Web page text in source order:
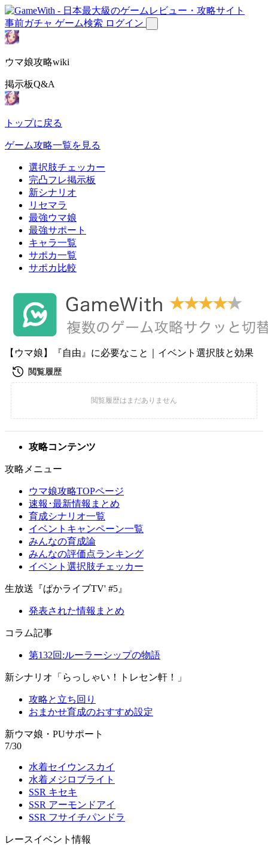
事前ガチャ ゲーム検索 ログイン
ウマ娘攻略wiki
掲示板Q&A
トップに戻る
ゲーム攻略一覧を見る
選択肢チェッカー
完凸フレ掲示板
新シナリオ
リセマラ
最強ウマ娘
最強サポート
キャラ一覧
サポカ一覧
サポカ比較
【ウマ娘】『自由』に必要なこと｜イベント選択肢と効果
攻略コンテンツ
攻略メニュー
ウマ娘攻略TOPページ
速報･最新情報まとめ
育成シナリオ一覧
イベントキャンペーン一覧
みんなの育成論
みんなの評価点ランキング
イベント選択肢チェッカー
生放送『ぱかライブTV' #5』
発表された情報まとめ
コラム記事
第132回:ルーラーシップの物語
新シナリオ「らっしゃい！トレセン軒！」
攻略と立ち回り
おまかせ育成のおすすめ設定
新ウマ娘・PUサポート
7/30
水着セイウンスカイ
水着メジロブライト
SSR キセキ
SSR アーモンドアイ
SSR フサイチパンドラ
レースイベント情報